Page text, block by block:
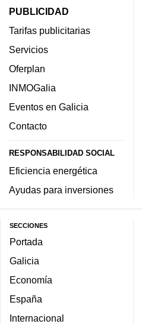
PUBLICIDAD
Tarifas publicitarias
Servicios
Oferplan
INMOGalia
Eventos en Galicia
Contacto
RESPONSABILIDAD SOCIAL
Eficiencia energética
Ayudas para inversiones
SECCIONES
Portada
Galicia
Economía
España
Internacional